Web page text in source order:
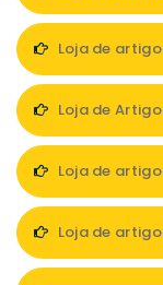
Loja de
Loja de
Loja de
Loja de